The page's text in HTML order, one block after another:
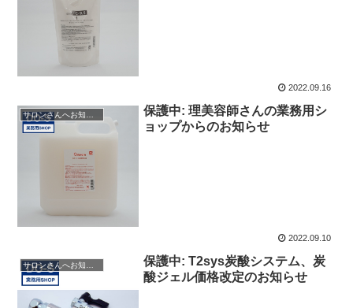
2022.09.16
保護中: 理美容師さんの業務用シ
ョップからのお知らせ
2022.09.10
保護中: T2sys炭酸システム、炭
酸ジェル価格改定のお知らせ